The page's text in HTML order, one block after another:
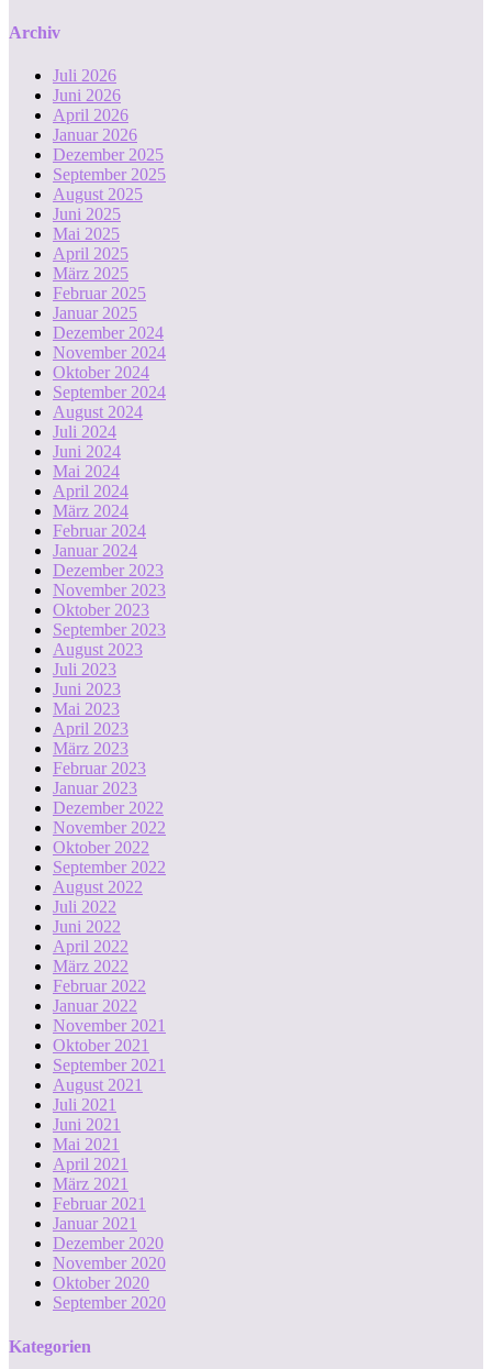
Archiv
Juli 2026
Juni 2026
April 2026
Januar 2026
Dezember 2025
September 2025
August 2025
Juni 2025
Mai 2025
April 2025
März 2025
Februar 2025
Januar 2025
Dezember 2024
November 2024
Oktober 2024
September 2024
August 2024
Juli 2024
Juni 2024
Mai 2024
April 2024
März 2024
Februar 2024
Januar 2024
Dezember 2023
November 2023
Oktober 2023
September 2023
August 2023
Juli 2023
Juni 2023
Mai 2023
April 2023
März 2023
Februar 2023
Januar 2023
Dezember 2022
November 2022
Oktober 2022
September 2022
August 2022
Juli 2022
Juni 2022
April 2022
März 2022
Februar 2022
Januar 2022
November 2021
Oktober 2021
September 2021
August 2021
Juli 2021
Juni 2021
Mai 2021
April 2021
März 2021
Februar 2021
Januar 2021
Dezember 2020
November 2020
Oktober 2020
September 2020
Kategorien